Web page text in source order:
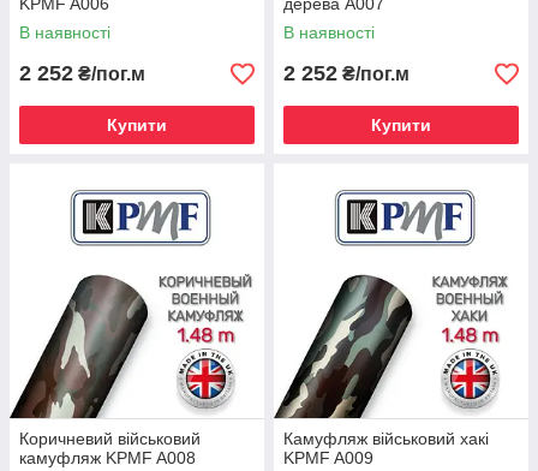
В наявності
2 252 ₴/пог.м
Купити
В наявності
2 252 ₴/пог.м
Купити
Коричневий військовий
камуфляж KPMF A008
Камуфляж військовий хакі
KPMF A009